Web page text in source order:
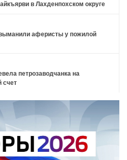
в Лахденпохском округе
аферисты у пожилой
петрозаводчанка на
счет